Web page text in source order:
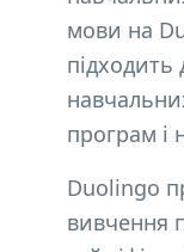
мови на
підходить
програм і
Duolingo
вивчення